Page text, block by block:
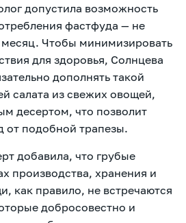
допустила возможность
фастфуда — не
месяц. Чтобы минимизировать
для здоровья, Солнцева
дополнять такой
салата из свежих овощей,
десертом, что позволит
от подобной трапезы.
добавила, что грубые
производства, хранения и
как правило, не встречаются
добросовестно и